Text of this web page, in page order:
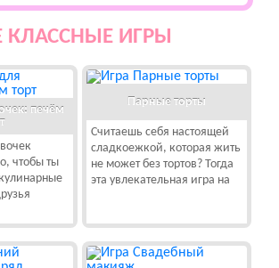
КЛАССНЫЕ ИГРЫ
печём
чтобы ты
Парные торты
Считаешь себя настоящей
сладкоежкой, которая жить
не может без тортов? Тогда
эта увлекательная игра на